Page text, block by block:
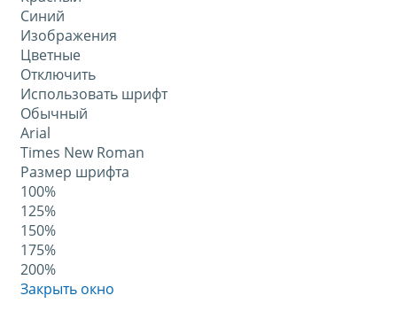
Синий
Изображения
Цветные
Отключить
Использовать шрифт
Обычный
Arial
Times New Roman
Размер шрифта
100%
125%
150%
175%
200%
Закрыть окно